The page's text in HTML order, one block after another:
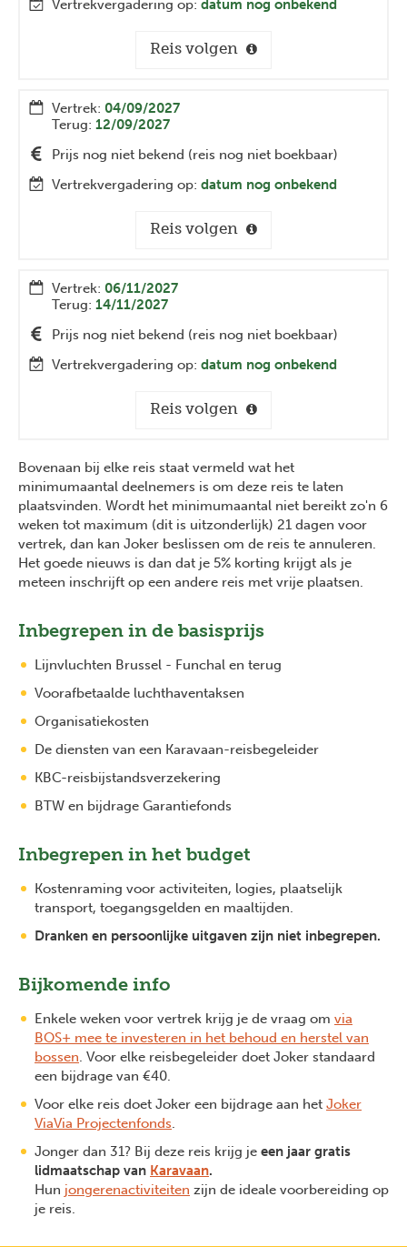
Vertrekvergadering op: datum nog onbekend
Reis volgen
Vertrek: 04/09/2027
Terug: 12/09/2027
Prijs nog niet bekend (reis nog niet boekbaar)
Vertrekvergadering op: datum nog onbekend
Reis volgen
Vertrek: 06/11/2027
Terug: 14/11/2027
Prijs nog niet bekend (reis nog niet boekbaar)
Vertrekvergadering op: datum nog onbekend
Reis volgen
Bovenaan bij elke reis staat vermeld wat het
minimumaantal deelnemers is om deze reis te laten
plaatsvinden. Wordt het minimumaantal niet bereikt zo'n 6
weken tot maximum (dit is uitzonderlijk) 21 dagen voor
vertrek, dan kan Joker beslissen om de reis te annuleren.
Het goede nieuws is dan dat je 5% korting krijgt als je
meteen inschrijft op een andere reis met vrije plaatsen.
Inbegrepen in de basisprijs
Lijnvluchten Brussel - Funchal en terug
Voorafbetaalde luchthaventaksen
Organisatiekosten
De diensten van een Karavaan-reisbegeleider
KBC-reisbijstandsverzekering
BTW en bijdrage Garantiefonds
Inbegrepen in het budget
Kostenraming voor activiteiten, logies, plaatselijk
transport, toegangsgelden en maaltijden.
Dranken en persoonlijke uitgaven zijn niet inbegrepen.
Bijkomende info
Enkele weken voor vertrek krijg je de vraag om via
BOS+ mee te investeren in het behoud en herstel van
bossen. Voor elke reisbegeleider doet Joker standaard
een bijdrage van €40.
Voor elke reis doet Joker een bijdrage aan het Joker
ViaVia Projectenfonds.
Jonger dan 31? Bij deze reis krijg je een jaar gratis
lidmaatschap van Karavaan.
Hun jongerenactiviteiten zijn de ideale voorbereiding op
je reis.